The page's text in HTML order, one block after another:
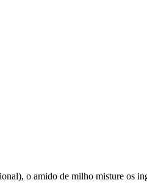
o amido de milho misture os